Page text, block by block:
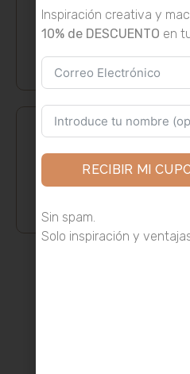
Dani
septiembre 28, 2025
Qué material de
Dani
Inspiración creativa y
10% de DESCUENTO en
RECIBIR MI
Sin spam.
Solo inspiración y